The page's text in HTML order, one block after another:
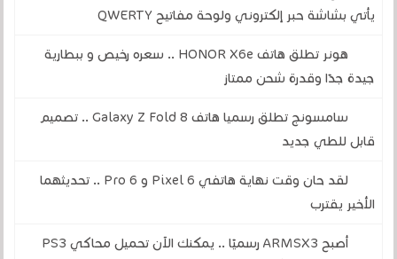
يأتي بشاشة حبر إلكتروني ولوحة مفاتيح QWERTY
هونر تطلق هاتف HONOR X6e .. سعره رخيص و ببطارية
جيدة جدًا وقدرة شحن ممتاز
سامسونج تطلق رسميا هاتف Galaxy Z Fold 8 .. تصميم
قابل للطي جديد
لقد حان وقت نهاية هاتفي Pixel 6 و 6 Pro .. تحديثهما
الأخير يقترب
أصبح ARMSX3 رسميًا .. يمكنك الآن تحميل محاكي PS3